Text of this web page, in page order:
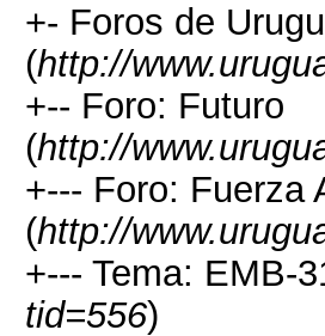
+- Foros de
(http://
+-- Foro: Futuro
(http://
+--- Foro: Fuerza
(http://
+--- Tema: EMB-
tid=556)